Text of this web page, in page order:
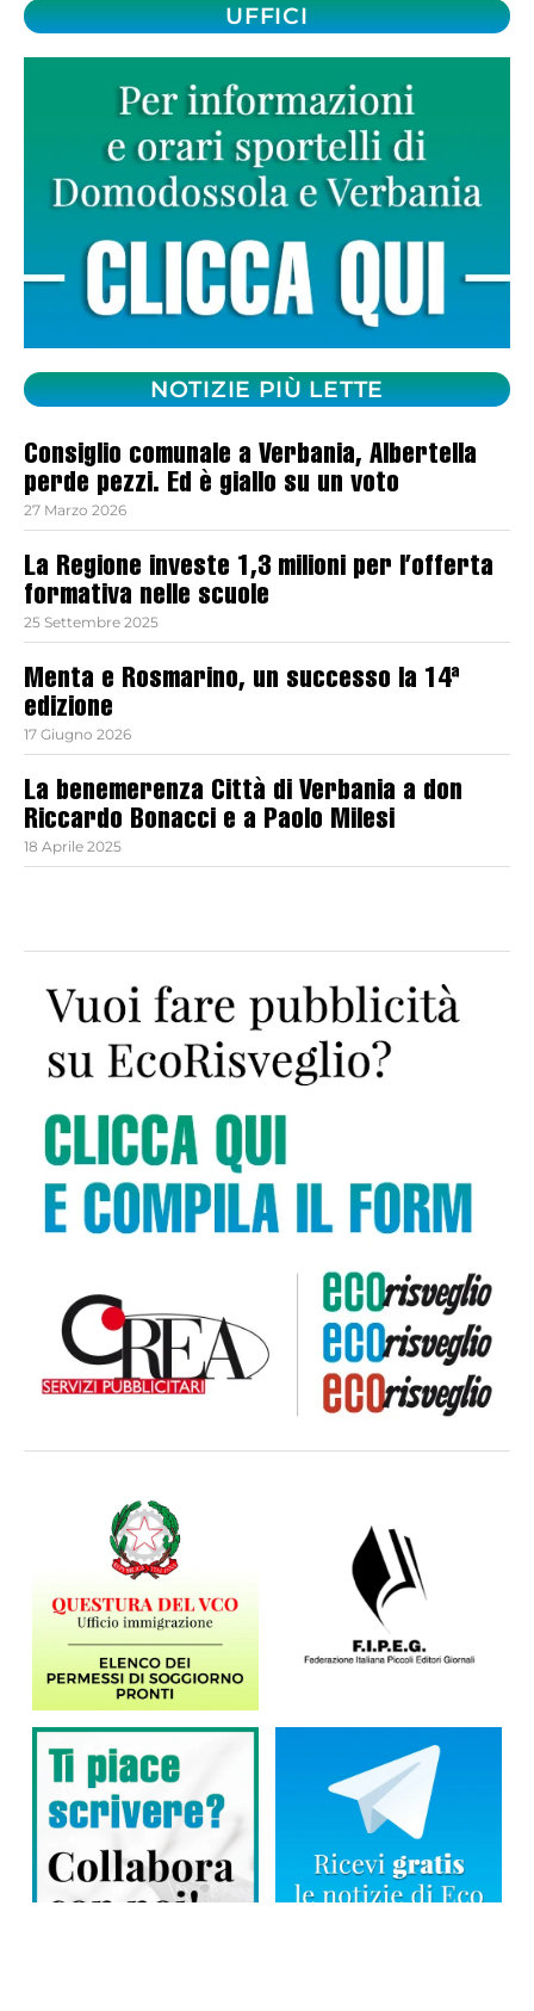
UFFICI
NOTIZIE PIÙ LETTE
Consiglio comunale a Verbania, Albertella
perde pezzi. Ed è giallo su un voto
27 Marzo 2026
La Regione investe 1,3 milioni per l’offerta
formativa nelle scuole
25 Settembre 2025
Menta e Rosmarino, un successo la 14ª
edizione
17 Giugno 2026
La benemerenza Città di Verbania a don
Riccardo Bonacci e a Paolo Milesi
18 Aprile 2025